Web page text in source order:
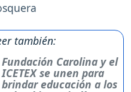
también:
Fundación Carolina y el
ICETEX se unen para
brindar educación a los